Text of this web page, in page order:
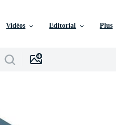
Vidéos Editorial Plus